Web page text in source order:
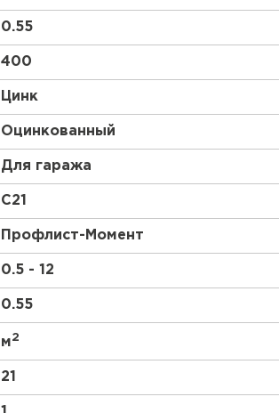
0.55
400
Цинк
Оцинкованный
Для гаража
C21
Профлист-Момент
0.5 - 12
0.55
м2
21